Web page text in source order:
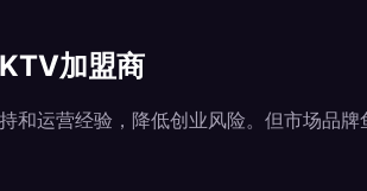
加盟商
和运营经验，降低创业风险。但市场品